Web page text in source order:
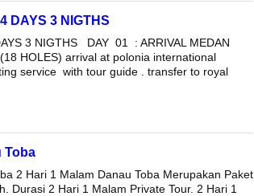
DAYS 3 NIGTHS
3 NIGTHS DAY 01 : ARRIVAL MEDAN
HOLES) arrival at polonia international
service with tour guide . transfer to royal
Toba
2 Hari 1 Malam Danau Toba Merupakan Paket
Durasi 2 Hari 1 Malam Private Tour. 2 Hari 1